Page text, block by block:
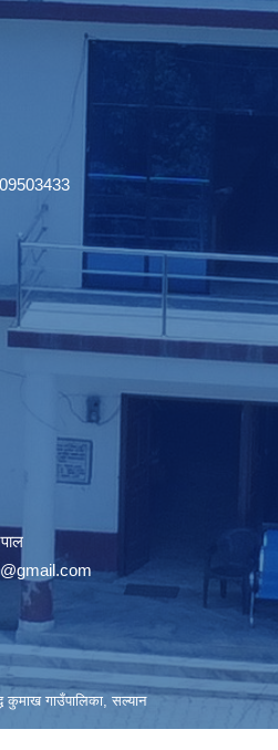
गाउँपालिका, सल्यान